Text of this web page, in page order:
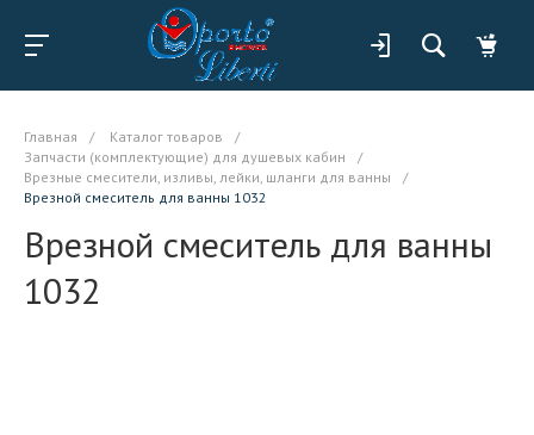
Главная / Каталог товаров
/
Запчасти (комплектующие) для душевых кабин
/
Врезные смесители, изливы, лейки, шланги для ванны
/
Врезной смеситель для ванны 1032
Врезной смеситель для ванны
1032